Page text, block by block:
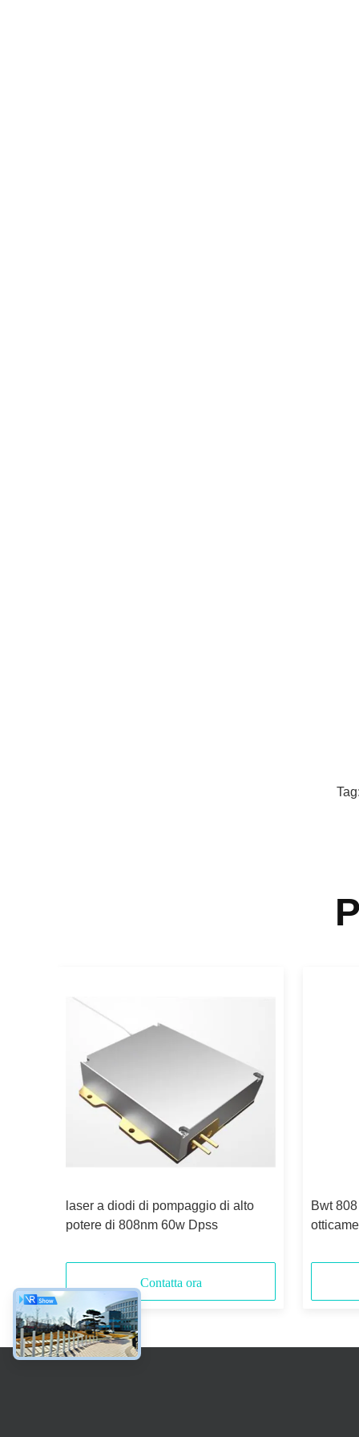
laser a diodi di pompaggio di alto
potere di 808nm 60w Dpss
Contatta ora
Bwt